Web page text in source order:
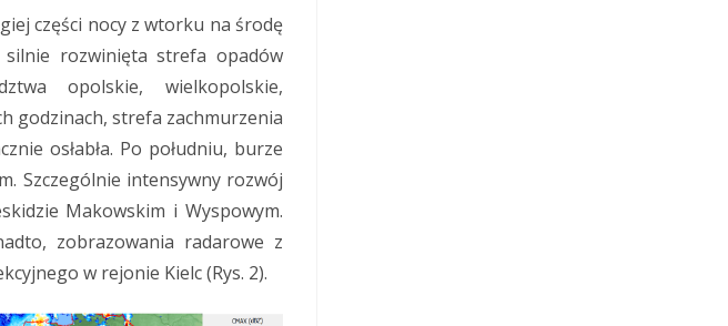
części nocy z wtorku na środę
silnie rozwinięta strefa opadów
opolskie, wielkopolskie,
godzinach, strefa zachmurzenia
osłabła. Po południu, burze
Szczególnie intensywny rozwój
Makowskim i Wyspowym.
zobrazowania radarowe z
w rejonie Kielc (Rys. 2).